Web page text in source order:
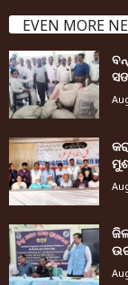
EVEN MORE